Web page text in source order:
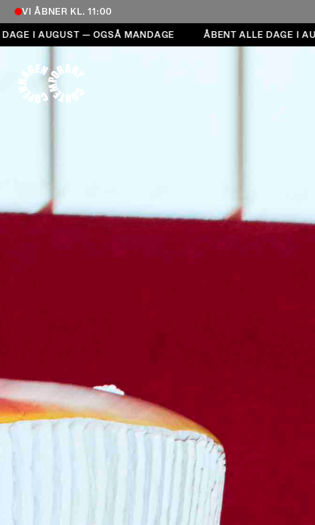
VI ÅBNER KL. 11:00
Åbent alle dage i august — også mandage
I AUGUST — OGSÅ MANDAGE ÅBENT ALLE DAGE I